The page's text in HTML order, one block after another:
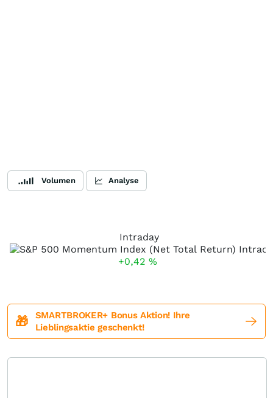
Volumen Analyse
Intraday
+0,42 %
🎁
SMARTBROKER+ Bonus Aktion! Ihre
Lieblingsaktie geschenkt!